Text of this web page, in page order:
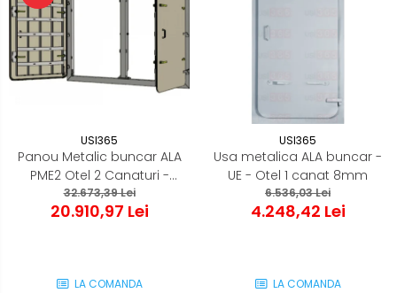
USI365
Panou Metalic buncar ALA
PME2 Otel 2 Canaturi -
8mm
32.673,39 Lei
20.910,97 Lei
LA COMANDA
USI365
Usa metalica ALA buncar -
UE - Otel 1 canat 8mm
6.536,03 Lei
4.248,42 Lei
LA COMANDA